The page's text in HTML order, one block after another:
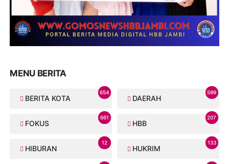
MENU BERITA
BERITA KOTA
654
DAERAH
599
FOKUS
661
HBB
207
HIBURAN
12
HUKRIM
133